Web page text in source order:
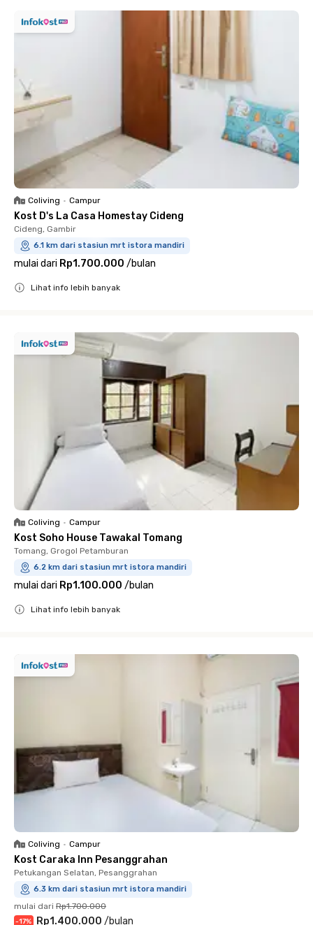
Coliving • Campur
Kost D's La Casa Homestay Cideng
Cideng, Gambir
6.1 km dari stasiun mrt istora mandiri
mulai dari Rp1.700.000 /bulan
Lihat info lebih banyak
Coliving • Campur
Kost Soho House Tawakal Tomang
Tomang, Grogol Petamburan
6.2 km dari stasiun mrt istora mandiri
mulai dari Rp1.100.000 /bulan
Lihat info lebih banyak
Coliving • Campur
Kost Caraka Inn Pesanggrahan
Petukangan Selatan, Pesanggrahan
6.3 km dari stasiun mrt istora mandiri
mulai dari Rp1.700.000
-17% Rp1.400.000 /bulan